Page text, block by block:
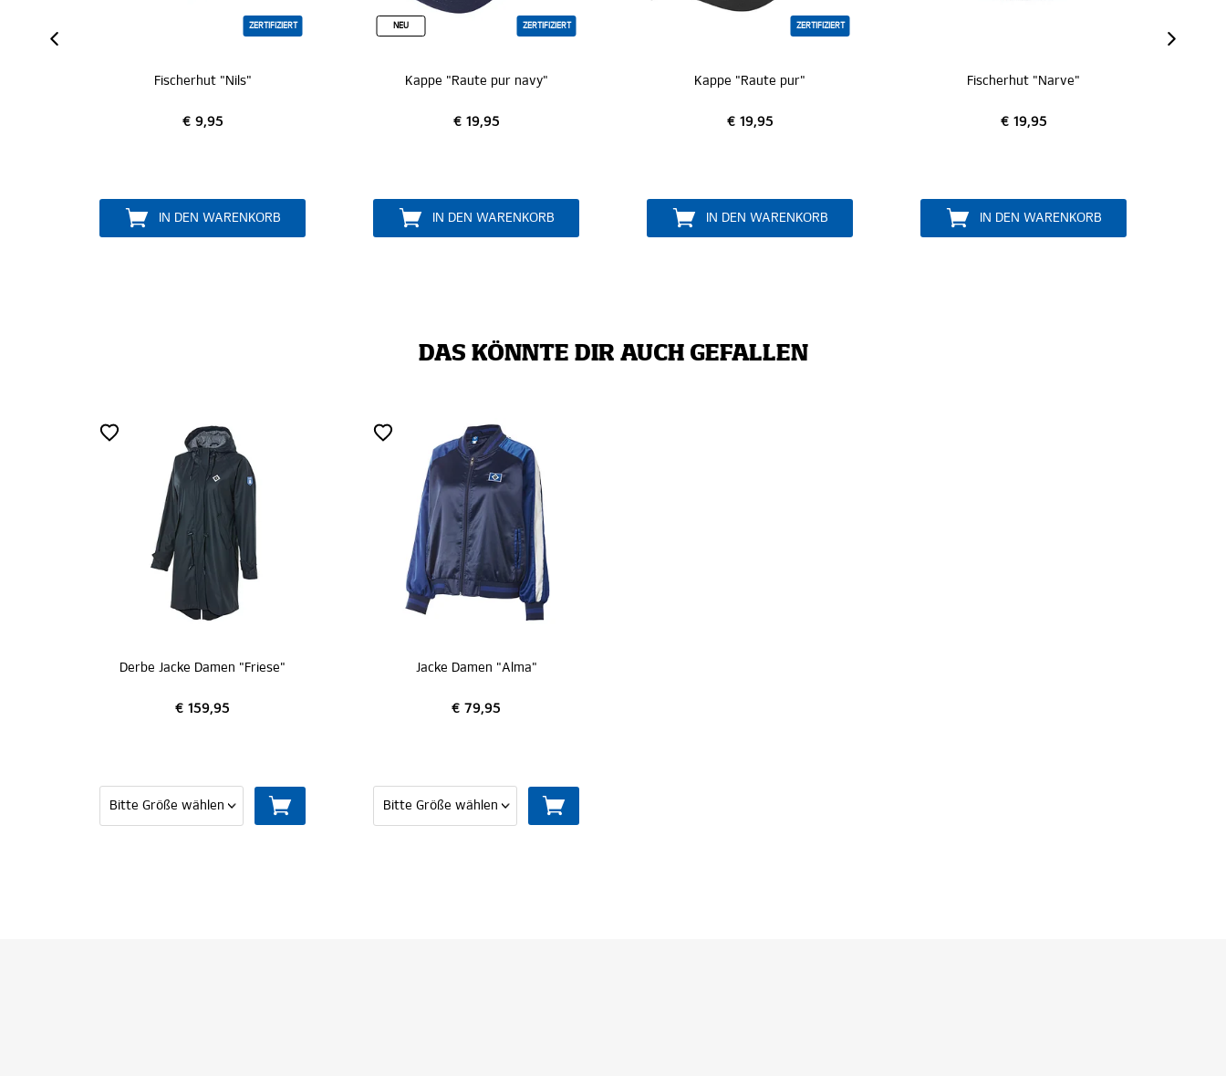
Fischerhut "Nils"
IN DEN WARENKORB
Kappe "Raute pur navy"
IN DEN WARENKORB
Kappe "Raute pur"
IN DEN WARENKORB
Fischerhut "Narve"
IN DEN WARENKORB
DAS KÖNNTE DIR AUCH GEFALLEN
Derbe Jacke Damen "Friese"
€ 159,95
Jacke Damen "Alma"
€ 79,95